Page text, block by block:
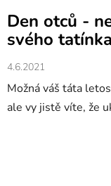
Den otců -
svého tatínka
4.6.2021
Možná váš táta
ale vy jistě víte, že